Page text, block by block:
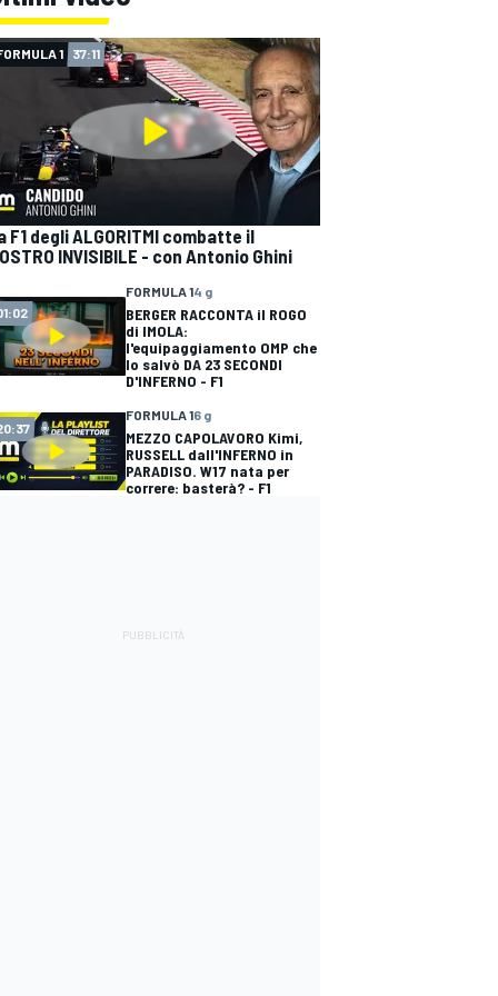
1 37:11
F1 degli ALGORITMI combatte il
INVISIBILE - con Antonio Ghini
FORMULA 14 g
BERGER RACCONTA il ROGO
di IMOLA:
l'equipaggiamento OMP che
lo salvò DA 23 SECONDI
D'INFERNO - F1
FORMULA 16 g
MEZZO CAPOLAVORO Kimi,
RUSSELL dall'INFERNO in
PARADISO. W17 nata per
correre: basterà? - F1